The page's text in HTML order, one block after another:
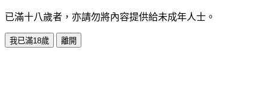
已滿十八歲者，亦請勿將內容提供給未成年人士。
我已滿18歲 離開